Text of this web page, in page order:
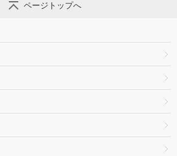
ページトップへ